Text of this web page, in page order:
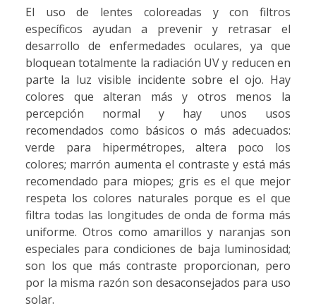
El uso de lentes coloreadas y con filtros
específicos ayudan a prevenir y retrasar el
desarrollo de enfermedades oculares, ya que
bloquean totalmente la radiación UV y reducen en
parte la luz visible incidente sobre el ojo. Hay
colores que alteran más y otros menos la
percepción normal y hay unos usos
recomendados como básicos o más adecuados:
verde para hipermétropes, altera poco los
colores; marrón aumenta el contraste y está más
recomendado para miopes; gris es el que mejor
respeta los colores naturales porque es el que
filtra todas las longitudes de onda de forma más
uniforme. Otros como amarillos y naranjas son
especiales para condiciones de baja luminosidad;
son los que más contraste proporcionan, pero
por la misma razón son desaconsejados para uso
solar.